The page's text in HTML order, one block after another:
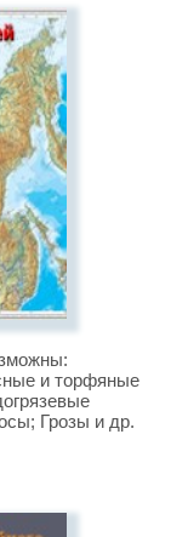
и торфяные
Грозы и др.